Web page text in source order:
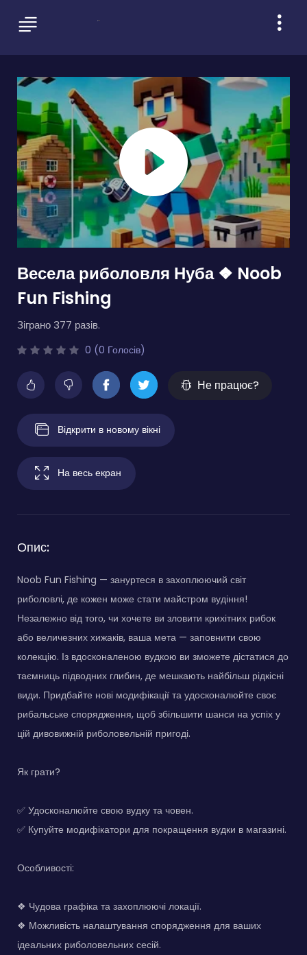
Весела риболовля Нуба ❖ Noob
Fun Fishing
Зіграно 377 разів.
0 (0 Голосів)
Не працює?
Відкрити в новому вікні
На весь екран
Опис:
Noob Fun Fishing — зануртеся в захоплюючий світ
риболовлі, де кожен може стати майстром вудіння!
Незалежно від того, чи хочете ви зловити крихітних рибок
або величезних хижаків, ваша мета — заповнити свою
колекцію. Із вдосконаленою вудкою ви зможете дістатися до
таємниць підводних глибин, де мешкають найбільш рідкісні
види. Придбайте нові модифікації та удосконалюйте своє
рибальське спорядження, щоб збільшити шанси на успіх у
цій дивовижній риболовельній пригоді.
Як грати?
✅ Удосконалюйте свою вудку та човен.
✅ Купуйте модифікатори для покращення вудки в магазині.
Особливості:
❖ Чудова графіка та захоплюючі локації.
❖ Можливість налаштування спорядження для ваших
ідеальних риболовельних сесій.